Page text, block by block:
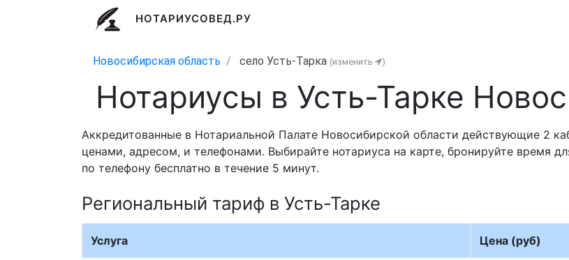
НОТАРИУСОВЕД.РУ
Новосибирская область село Усть-Тарка (изменить )
Нотариусы в Усть-Тарке
Аккредитованные в Нотариальной Палате Новосибирской области действующие 2
ценами, адресом, и телефонами. Выбирайте нотариуса на карте, бронируйте время
по телефону бесплатно в течение 5 минут.
Региональный тариф в Усть-Тарке
Услуга Цена (руб)